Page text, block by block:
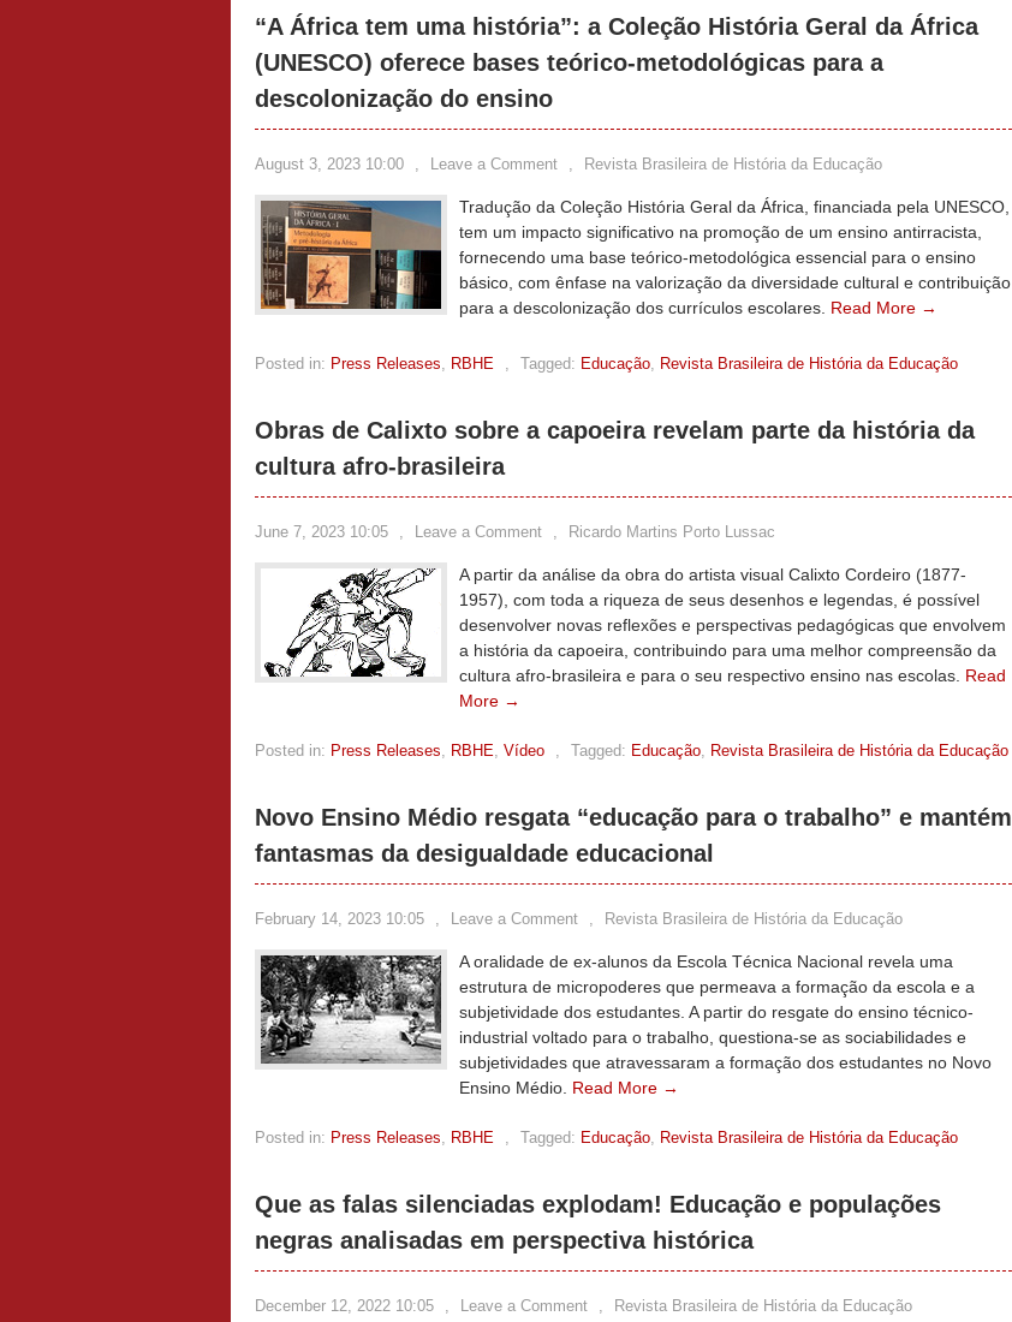
“A África tem uma história”: a Coleção História Geral da África
(UNESCO) oferece bases teórico-metodológicas para a
descolonização do ensino
August 3, 2023 10:00 , Leave a Comment , Revista Brasileira de História da Educação
Tradução da Coleção História Geral da África, financiada pela UNESCO,
tem um impacto significativo na promoção de um ensino antirracista,
fornecendo uma base teórico-metodológica essencial para o ensino
básico, com ênfase na valorização da diversidade cultural e contribuição
para a descolonização dos currículos escolares. Read More →
Posted in: Press Releases, RBHE , Tagged: Educação, Revista Brasileira de História da Educação
Obras de Calixto sobre a capoeira revelam parte da história da
cultura afro-brasileira
June 7, 2023 10:05 , Leave a Comment , Ricardo Martins Porto Lussac
A partir da análise da obra do artista visual Calixto Cordeiro (1877-
1957), com toda a riqueza de seus desenhos e legendas, é possível
desenvolver novas reflexões e perspectivas pedagógicas que envolvem
a história da capoeira, contribuindo para uma melhor compreensão da
cultura afro-brasileira e para o seu respectivo ensino nas escolas. Read
More →
Posted in: Press Releases, RBHE, Vídeo , Tagged: Educação, Revista Brasileira de História da Educação
Novo Ensino Médio resgata “educação para o trabalho” e mantém
fantasmas da desigualdade educacional
February 14, 2023 10:05 , Leave a Comment , Revista Brasileira de História da Educação
A oralidade de ex-alunos da Escola Técnica Nacional revela uma
estrutura de micropoderes que permeava a formação da escola e a
subjetividade dos estudantes. A partir do resgate do ensino técnico-
industrial voltado para o trabalho, questiona-se as sociabilidades e
subjetividades que atravessaram a formação dos estudantes no Novo
Ensino Médio. Read More →
Posted in: Press Releases, RBHE , Tagged: Educação, Revista Brasileira de História da Educação
Que as falas silenciadas explodam! Educação e populações
negras analisadas em perspectiva histórica
December 12, 2022 10:05 , Leave a Comment , Revista Brasileira de História da Educação